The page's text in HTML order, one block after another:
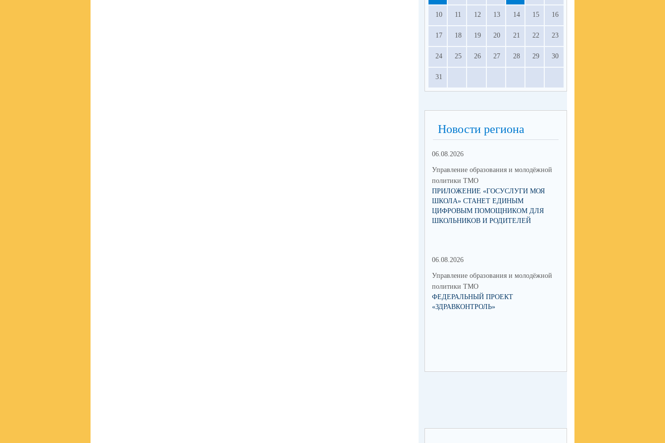
10 11 12 13 14 15 16
17 18 19 20 21 22 23
24 25 26 27 28 29 30
31
Новости региона
06.08.2026
Управление образования и молодёжной
политики ТМО
ПРИЛОЖЕНИЕ «ГОСУСЛУГИ МОЯ
ШКОЛА» СТАНЕТ ЕДИНЫМ
ЦИФРОВЫМ ПОМОЩНИКОМ ДЛЯ
ШКОЛЬНИКОВ И РОДИТЕЛЕЙ
06.08.2026
Управление образования и молодёжной
политики ТМО
ФЕДЕРАЛЬНЫЙ ПРОЕКТ
«ЗДРАВКОНТРОЛЬ»